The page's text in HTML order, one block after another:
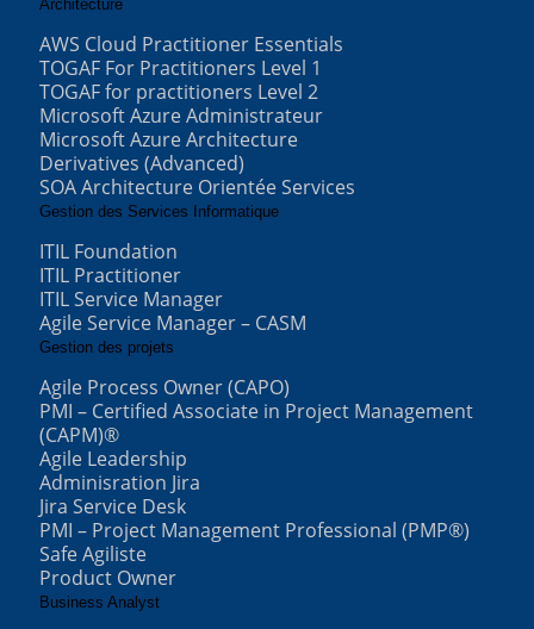
Architecture
AWS Cloud Practitioner Essentials
TOGAF For Practitioners Level 1
TOGAF for practitioners Level 2
Microsoft Azure Administrateur
Microsoft Azure Architecture
Derivatives (Advanced)
SOA Architecture Orientée Services
Gestion des Services Informatique
ITIL Foundation
ITIL Practitioner
ITIL Service Manager
Agile Service Manager – CASM
Gestion des projets
Agile Process Owner (CAPO)
PMI – Certified Associate in Project Management
(CAPM)®
Agile Leadership
Adminisration Jira
Jira Service Desk
PMI – Project Management Professional (PMP®)
Safe Agiliste
Product Owner
Business Analyst